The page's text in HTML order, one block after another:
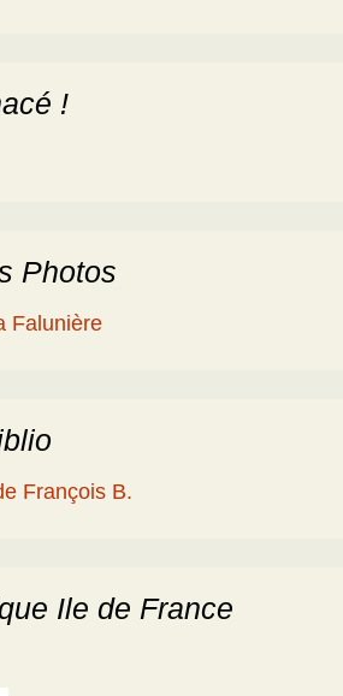
!
Photos
Falunière
François B.
Ile de France